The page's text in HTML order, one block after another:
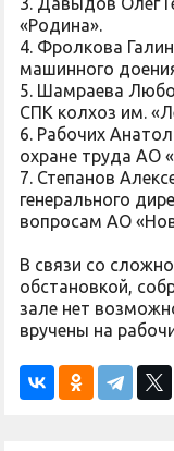
«Родина».
4. Фролкова
машинного
5. Шамраева
СПК колхоз им.
6. Рабочих
охране труда АО
7. Степанов
генерального
вопросам АО
В связи со
обстановкой,
зале нет
вручены на